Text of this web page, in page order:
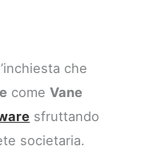
che
comeVane
sfruttando
societaria.